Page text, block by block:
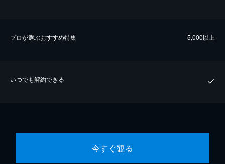
プロが選ぶおすすめ特集 5,000以上
いつでも解約できる
今すぐ観る